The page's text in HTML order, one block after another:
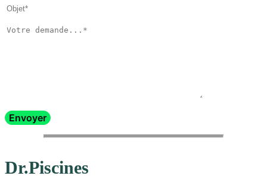
Dr.Piscines